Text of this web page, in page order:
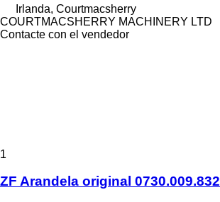
Irlanda, Courtmacsherry
COURTMACSHERRY MACHINERY LTD
Contacte con el vendedor
1
ZF Arandela original 0730.009.832